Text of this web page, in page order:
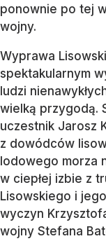
ponownie po tej
wojny.
Wyprawa
spektakularnym
ludzi
wielką przygodą.
uczestnik Jarosz
z dowódców
lodowego morza
w ciepłej izbie z
Lisowskiego i
wyczyn
wojny Stefana